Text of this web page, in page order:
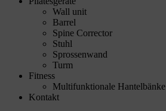
Wall unit
Barrel
Spine Corrector
Stuhl
Sprossenwand
Turm
Fitness
Multifunktionale Hantelbänke
Kontakt